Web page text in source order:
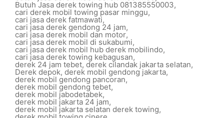
Butuh Jasa derek towing hub 081385550003,
cari derek mobil towing pasar minggu,
cari jasa derek fatmawati,
cari jasa derek gendong 24 jam,
cari jasa derek mobil dan motor,
cari jasa derek mobil di sukabumi,
cari jasa derek mobil hub derek mobilindo,
cari jasa derek towing kebagusan,
derek 24 jam tebet, derek cilandak jakarta selatan,
Derek depok, derek mobil gendong jakarta,
derek mobil gendong pancoran,
derek mobil gendong tebet,
derek mobil jabodetabek,
derek mobil jakarta 24 jam,
derek mobil jakarta selatan derek towing,